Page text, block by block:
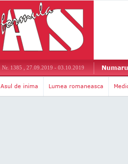
Nr. 1385 , 27.09.2019 - 03.10.2019
Asul de inima Lumea romaneasca